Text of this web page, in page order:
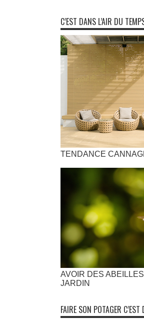
C’EST DANS L’AIR DU
TENDANCE
AVOIR DES
JARDIN
FAIRE SON POTAGER